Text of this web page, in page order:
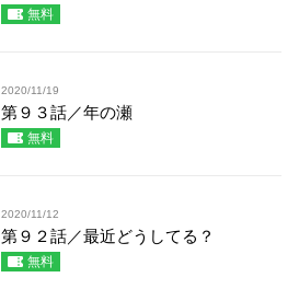
無料
2020/11/19
第９３話／年の瀬
無料
2020/11/12
第９２話／最近どうしてる？
無料